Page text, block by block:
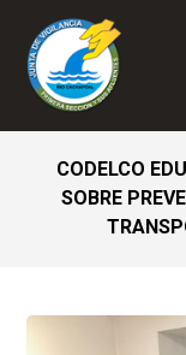
CODELCO
SOBRE